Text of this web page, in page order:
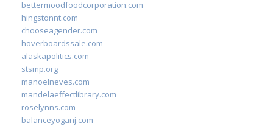
bettermoodfoodcorporation.com
hingstonnt.com
chooseagender.com
hoverboardssale.com
alaskapolitics.com
stsmp.org
manoelneves.com
mandelaeffectlibrary.com
roselynns.com
balanceyoganj.com